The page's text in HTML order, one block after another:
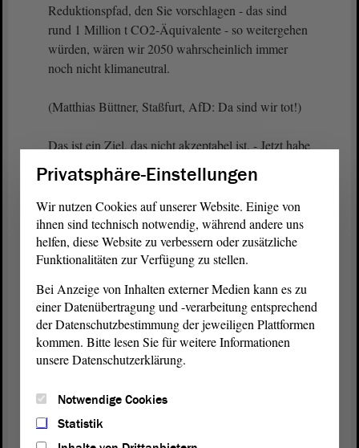
Reduktionspfad, den Sie vorschlagen - das sind
rund 1 Million t CO2-Äquivalente - so weitergehen
würden, wären wir 2050 wahrscheinlich immer
noch nicht klimaneutral.
(Matthias Büttner, Staßfurt, AfD: Da sind wir tot!)
Das ist ein Ziel, das nicht akzeptabel ist. - Jetzt habe
ich nicht mehr so viel Zeit wie ich dachte.
(Zurufe von der AfD: Jawohl! - Gott sei Dank! -
Zustimmung bei der AfD und bei der CDU)
Insofern würde ich noch auf einige wenige
eingehen. Die kommunale Wärmeplanung wird
kommen; denn dazu verpflichtet uns der Bund in
Kürze. Dass die Beschleunigung und
Zentralisierung von Wasserstoffverfahren ab dem
September , sehe ich skeptisch.
Privatsphäre-Einstellungen
Wir nutzen Cookies auf unserer Website. Einige von
ihnen sind technisch notwendig, während andere uns
helfen, diese Website zu verbessern oder zusätzliche
Funktionalitäten zur Verfügung zu stellen.
Bei Anzeige von Inhalten externer Medien kann es zu
einer Datenübertragung und -verarbeitung entsprechend
der Datenschutzbestimmung der jeweiligen Plattformen
kommen. Bitte lesen Sie für weitere Informationen
unsere Datenschutzerklärung.
Notwendige Cookies
Statistik